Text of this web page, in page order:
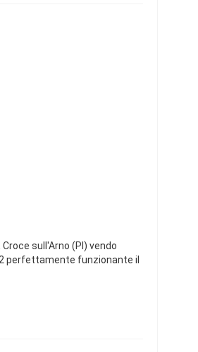
sull'Arno (PI) vendo
perfettamente funzionante il